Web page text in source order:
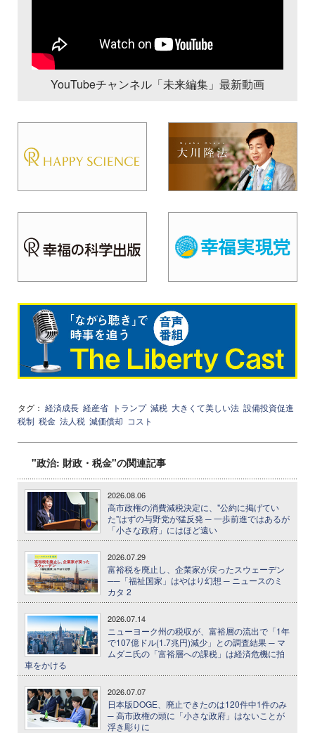
YouTubeチャンネル「未来編集」最新動画
タグ： 経済成長 経産省 トランプ 減税 大きくて美しい法 設備投資促進
税制 税金 法人税 減価償却 コスト
"政治: 財政・税金"の関連記事
2026.08.06
高市政権の消費減税決定に、"公約に掲げてい
た"はずの与野党が猛反発 ─ 一歩前進ではあるが
「小さな政府」にはほど遠い
2026.07.29
富裕税を廃止し、企業家が戻ったスウェーデン
──「福祉国家」はやはり幻想 ─ ニュースのミ
カタ 2
2026.07.14
ニューヨーク州の税収が、富裕層の流出で「1年
で107億ドル(1.7兆円)減少」との調査結果 ─ マ
ムダニ氏の「富裕層への課税」は経済危機に拍
車をかける
2026.07.07
日本版DOGE、廃止できたのは120件中1件のみ
─ 高市政権の頭に「小さな政府」はないことが
浮き彫りに